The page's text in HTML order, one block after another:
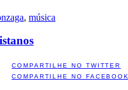
, música
COMPARTILHE NO TWITTER
COMPARTILHE NO FACEBOOK